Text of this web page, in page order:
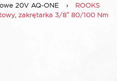
20V AQ-ONE ›
ROOKS
zakrętarka 3/8″ 80/100 Nm